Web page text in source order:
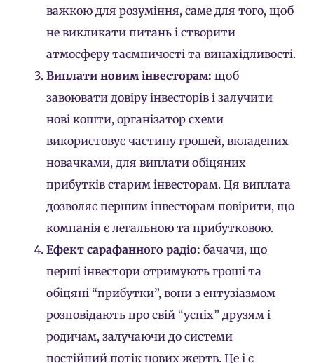
важкою для розуміння, саме для того, щоб
не викликати питань і створити
атмосферу таємничості та винахідливості.
Виплати новим інвесторам: щоб
завоювати довіру інвесторів і залучити
нові кошти, організатор схеми
використовує частину грошей, вкладених
новачками, для виплати обіцяних
прибутків старим інвесторам. Ця виплата
дозволяє першим інвесторам повірити, що
компанія є легальною та прибутковою.
Ефект сарафанного радіо: бачачи, що
перші інвестори отримують гроші та
обіцяні “прибутки”, вони з ентузіазмом
розповідають про свій “успіх” друзям і
родичам, залучаючи до системи
постійний потік нових жертв. Це і є